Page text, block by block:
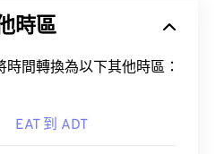
時區
間轉換為以下其他時區：
EAT 到 ADT